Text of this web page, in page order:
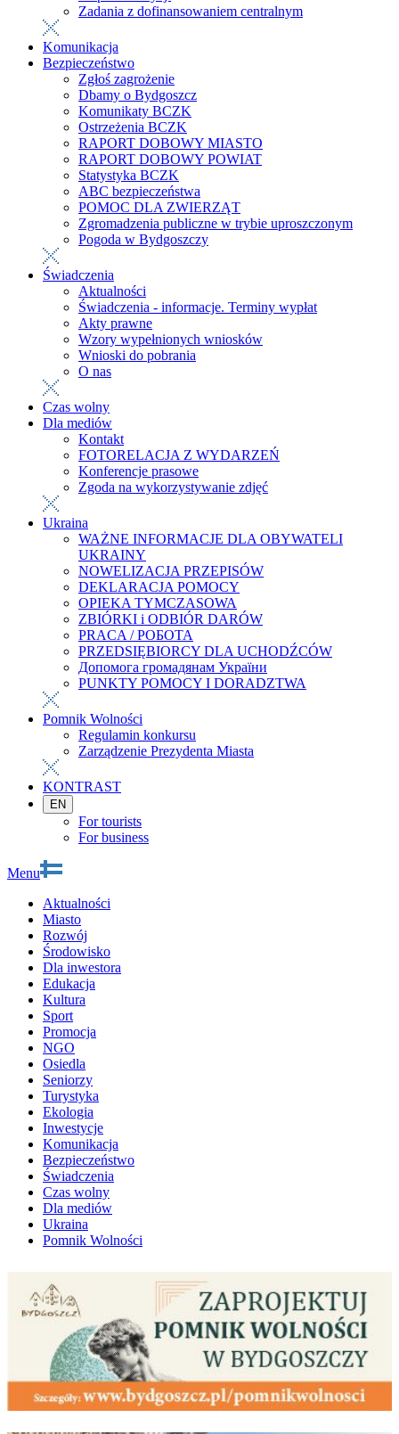
Zadania z dofinansowaniem centralnym
Komunikacja
Bezpieczeństwo
Zgłoś zagrożenie
Dbamy o Bydgoszcz
Komunikaty BCZK
Ostrzeżenia BCZK
RAPORT DOBOWY MIASTO
RAPORT DOBOWY POWIAT
Statystyka BCZK
ABC bezpieczeństwa
POMOC DLA ZWIERZĄT
Zgromadzenia publiczne w trybie uproszczonym
Pogoda w Bydgoszczy
Świadczenia
Aktualności
Świadczenia - informacje. Terminy wypłat
Akty prawne
Wzory wypełnionych wniosków
Wnioski do pobrania
O nas
Czas wolny
Dla mediów
Kontakt
FOTORELACJA Z WYDARZEŃ
Konferencje prasowe
Zgoda na wykorzystywanie zdjęć
Ukraina
WAŻNE INFORMACJE DLA OBYWATELI
UKRAINY
NOWELIZACJA PRZEPISÓW
DEKLARACJA POMOCY
OPIEKA TYMCZASOWA
ZBIÓRKI i ODBIÓR DARÓW
PRACA / РОБОТА
PRZEDSIĘBIORCY DLA UCHODŹCÓW
Допомога громадянам України
PUNKTY POMOCY I DORADZTWA
Pomnik Wolności
Regulamin konkursu
Zarządzenie Prezydenta Miasta
KONTRAST
EN
For tourists
For business
Menu
Aktualności
Miasto
Rozwój
Środowisko
Dla inwestora
Edukacja
Kultura
Sport
Promocja
NGO
Osiedla
Seniorzy
Turystyka
Ekologia
Inwestycje
Komunikacja
Bezpieczeństwo
Świadczenia
Czas wolny
Dla mediów
Ukraina
Pomnik Wolności